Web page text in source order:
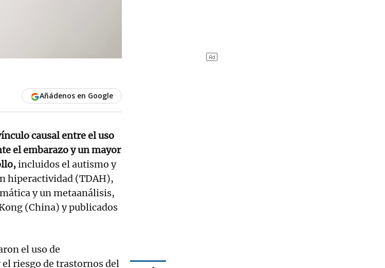
Añádenos en Google
causal entre el uso
el embarazo y un mayor
incluidos el autismo y
hiperactividad (TDAH),
y un metaanálisis,
(China) y publicados
el uso de
riesgo de trastornos del